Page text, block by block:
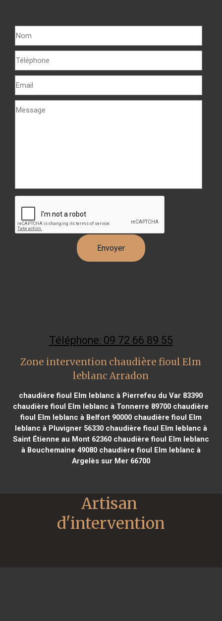
Téléphone: 09 72 66 89 55
Zone intervention chaudière fioul Elm
leblanc Arradon
chaudière fioul Elm leblanc à Pierrefeu du Var 83390
chaudière fioul Elm leblanc à Tonnerre 89700 chaudière
fioul Elm leblanc à Belfort 90000chaudière fioul Elm
leblanc à Pluvigner 56330chaudière fioul Elm leblanc à
Saint Étienne au Mont 62360chaudière fioul Elm leblanc
à Bouchemaine 49080chaudière fioul Elm leblanc à
Argelès sur Mer 66700
Artisan
d'intervention